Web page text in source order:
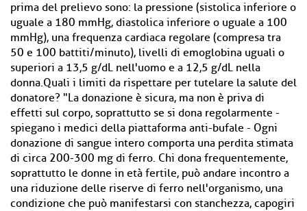
prima del prelievo sono: la pressione (sistolica inferiore o
uguale a 180 mmHg, diastolica inferiore o uguale a 100
mmHg), una frequenza cardiaca regolare (compresa tra
50 e 100 battiti/minuto), livelli di emoglobina uguali o
superiori a 13,5 g/dL nell'uomo e a 12,5 g/dL nella
donna.Quali i limiti da rispettare per tutelare la salute del
donatore? "La donazione è sicura, ma non è priva di
effetti sul corpo, soprattutto se si dona regolarmente -
spiegano i medici della piattaforma anti-bufale - Ogni
donazione di sangue intero comporta una perdita stimata
di circa 200-300 mg di ferro. Chi dona frequentemente,
soprattutto le donne in età fertile, può andare incontro a
una riduzione delle riserve di ferro nell'organismo, una
condizione che può manifestarsi con stanchezza, capogiri